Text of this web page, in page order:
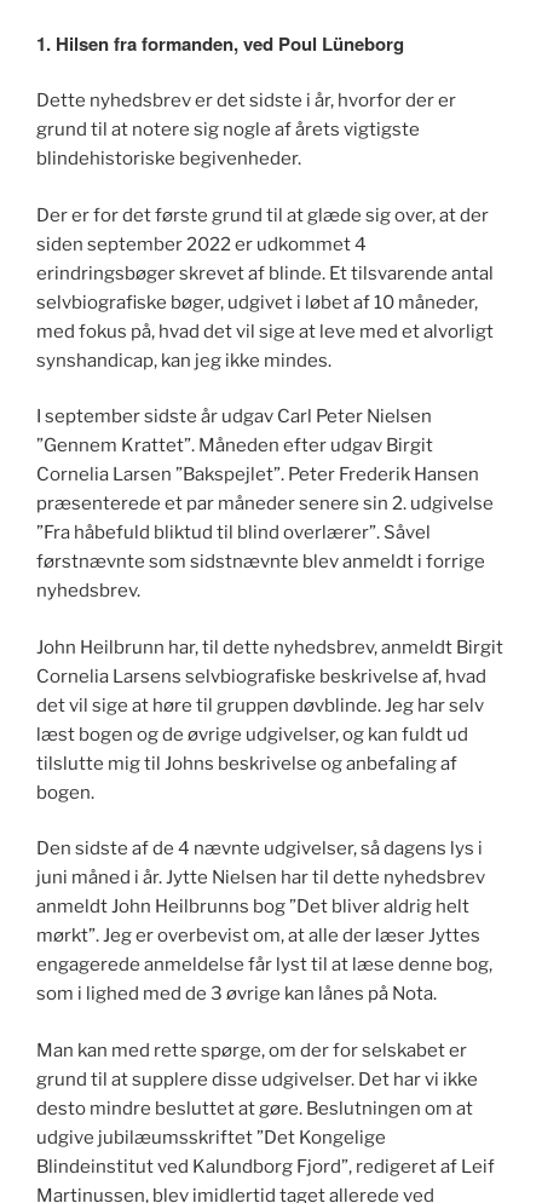
1. Hilsen fra formanden, ved Poul Lüneborg
Dette nyhedsbrev er det sidste i år, hvorfor der er
grund til at notere sig nogle af årets vigtigste
blindehistoriske begivenheder.
Der er for det første grund til at glæde sig over, at der
siden september 2022 er udkommet 4
erindringsbøger skrevet af blinde. Et tilsvarende antal
selvbiografiske bøger, udgivet i løbet af 10 måneder,
med fokus på, hvad det vil sige at leve med et alvorligt
synshandicap, kan jeg ikke mindes.
I september sidste år udgav Carl Peter Nielsen
”Gennem Krattet”. Måneden efter udgav Birgit
Cornelia Larsen ”Bakspejlet”. Peter Frederik Hansen
præsenterede et par måneder senere sin 2. udgivelse
”Fra håbefuld bliktud til blind overlærer”. Såvel
førstnævnte som sidstnævnte blev anmeldt i forrige
nyhedsbrev.
John Heilbrunn har, til dette nyhedsbrev, anmeldt Birgit
Cornelia Larsens selvbiografiske beskrivelse af, hvad
det vil sige at høre til gruppen døvblinde. Jeg har selv
læst bogen og de øvrige udgivelser, og kan fuldt ud
tilslutte mig til Johns beskrivelse og anbefaling af
bogen.
Den sidste af de 4 nævnte udgivelser, så dagens lys i
juni måned i år. Jytte Nielsen har til dette nyhedsbrev
anmeldt John Heilbrunns bog ”Det bliver aldrig helt
mørkt”. Jeg er overbevist om, at alle der læser Jyttes
engagerede anmeldelse får lyst til at læse denne bog,
som i lighed med de 3 øvrige kan lånes på Nota.
Man kan med rette spørge, om der for selskabet er
grund til at supplere disse udgivelser. Det har vi ikke
desto mindre besluttet at gøre. Beslutningen om at
udgive jubilæumsskriftet ”Det Kongelige
Blindeinstitut ved Kalundborg Fjord”, redigeret af Leif
Martinussen, blev imidlertid taget allerede ved